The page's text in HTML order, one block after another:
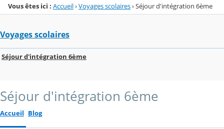
Vous êtes ici : Accueil›Voyages scolaires›Séjour d'intégration 6ème
Voyages scolaires
Séjour d'intégration 6ème
Séjour d'intégration 6ème
Accueil Blog